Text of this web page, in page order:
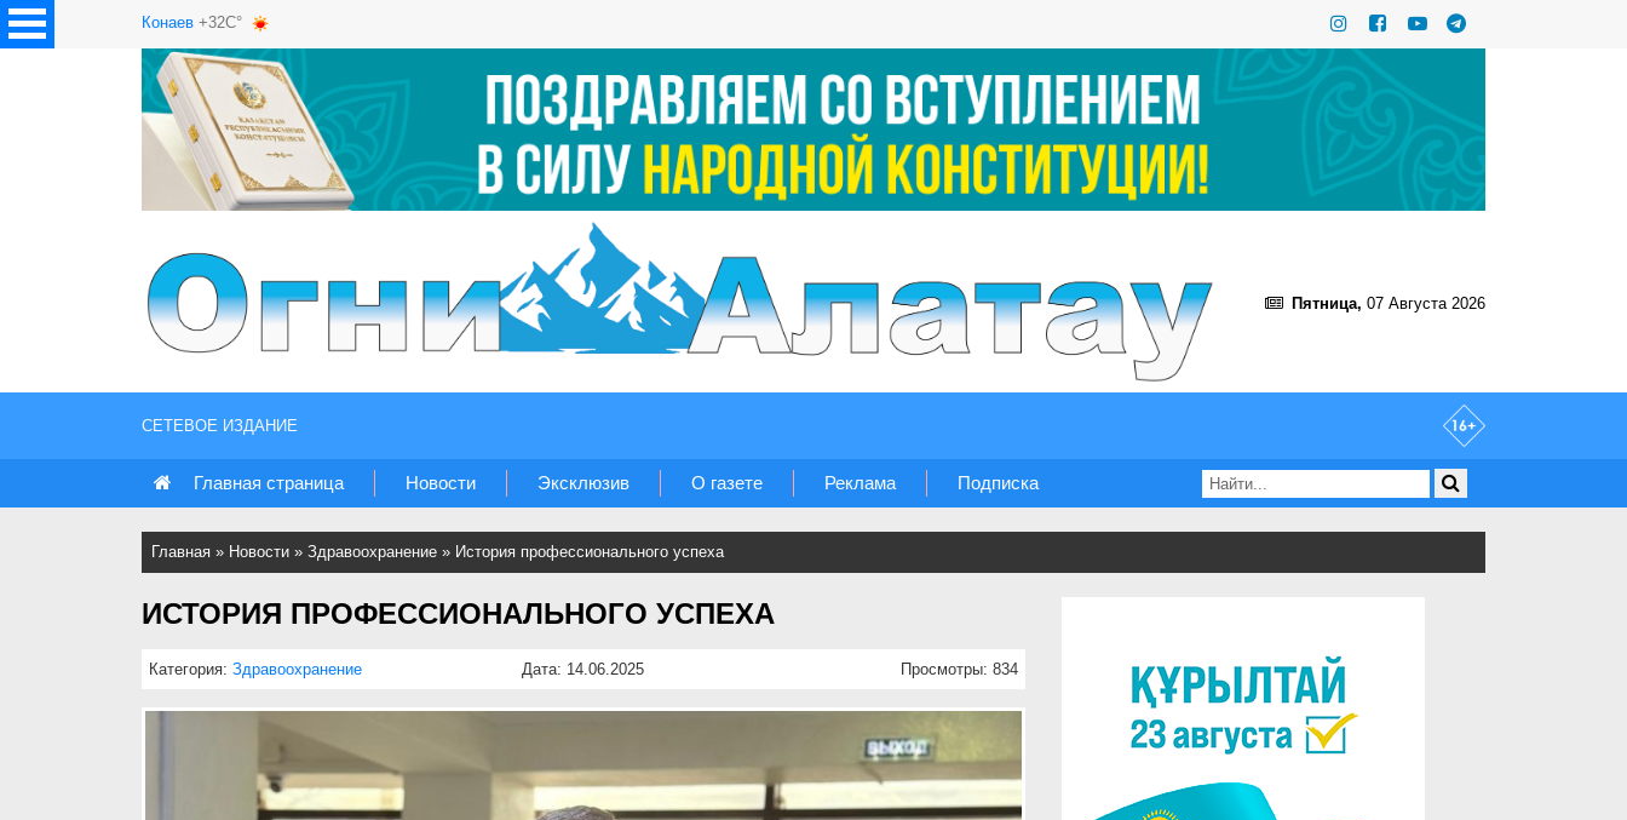
Конаев +32C°
Пятница, 07 Августа 2026
СЕТЕВОЕ ИЗДАНИЕ
Главная страница Новости Эксклюзив О газете Реклама Подписка
Главная » Новости » Здравоохранение » История профессионального успеха
ИСТОРИЯ ПРОФЕССИОНАЛЬНОГО УСПЕХА
Категория: Здравоохранение Дата: 14.06.2025 Просмотры: 834